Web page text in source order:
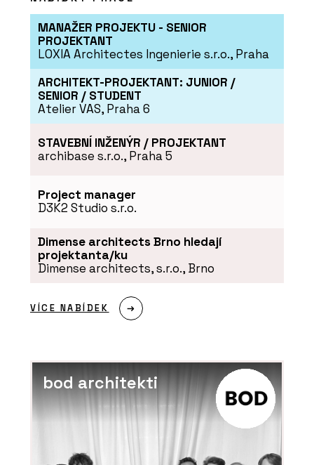
MANAŽER PROJEKTU - SENIOR
PROJEKTANT
LOXIA Architectes Ingenierie s.r.o., Praha
ARCHITEKT-PROJEKTANT: JUNIOR /
SENIOR / STUDENT
Atelier VAS, Praha 6
STAVEBNÍ INŽENÝR / PROJEKTANT
archibase s.r.o., Praha 5
Project manager
D3K2 Studio s.r.o.
Dimense architects Brno hledají
projektanta/ku
Dimense architects, s.r.o., Brno
VÍCE NABÍDEK
bod architekti